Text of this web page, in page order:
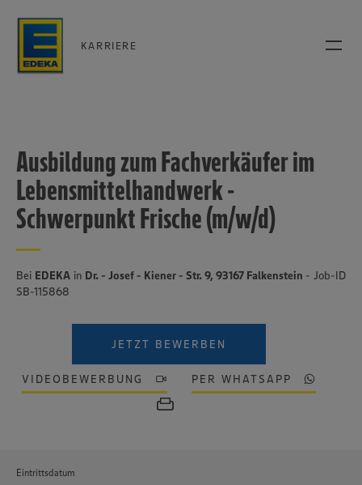
KARRIERE
Ausbildung zum Fachverkäufer im
Lebensmittelhandwerk -
Schwerpunkt Frische (m/w/d)
Bei EDEKA in Dr. - Josef - Kiener - Str. 9, 93167 Falkenstein - Job-ID
SB-115868
JETZT BEWERBEN
VIDEOBEWERBUNG PER WHATSAPP
Eintrittsdatum